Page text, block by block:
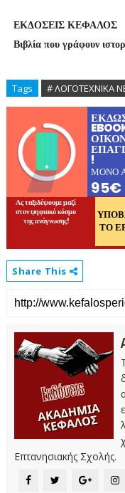
ΕΚΔΟΣΕΙΣ ΚΕΦΑΛΟΣ
Βιβλία που γράφουν
Tags # ΛΟΓΟΤΕΧΝΙΚΑ
Share This
Επτανησιακής Σχολής.